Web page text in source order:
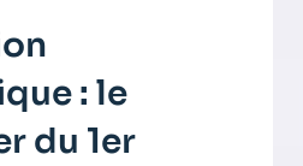
: le
du 1er